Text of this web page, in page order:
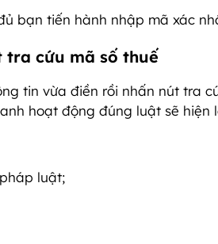
bạn tiến hành nhập mã xác
tra cứu mã số thuế
tin vừa điền rồi nhấn nút tra
hoạt động đúng luật sẽ hiện
luật;